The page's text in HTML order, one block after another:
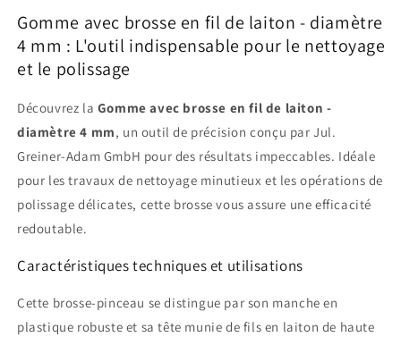
4
mm
4
mm
Gomme avec brosse en fil de laiton - diamètre
4 mm : L'outil indispensable pour le nettoyage
et le polissage
Découvrez la Gomme avec brosse en fil de laiton -
diamètre 4 mm, un outil de précision conçu par Jul.
Greiner-Adam GmbH pour des résultats impeccables. Idéale
pour les travaux de nettoyage minutieux et les opérations de
polissage délicates, cette brosse vous assure une efficacité
redoutable.
Caractéristiques techniques et utilisations
Cette brosse-pinceau se distingue par son manche en
plastique robuste et sa tête munie de fils en laiton de haute